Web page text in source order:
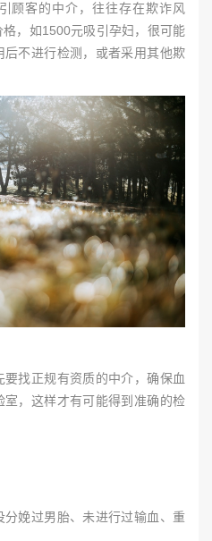
顾客的中介，往往存在欺诈风
，如1500元吸引孕妇，很可能
不进行检测，或者采用其他欺
找正规有资质的中介，确保血
，这样才有可能得到准确的检
娩过男胎、未进行过输血、重